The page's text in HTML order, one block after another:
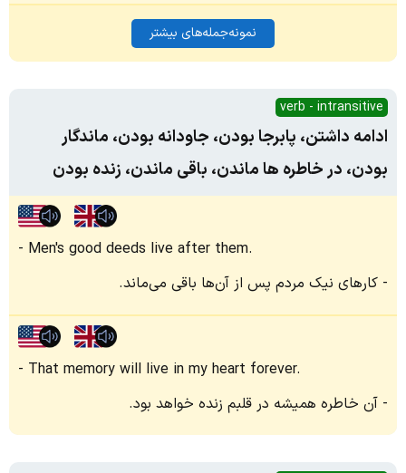
نمونه‌جمله‌های بیشتر
verb - intransitive
ادامه داشتن، پابرجا بودن، جاودانه بودن، ماندگار
بودن، در خاطره ها ماندن، باقی ماندن، زنده بودن
Men's good deeds live after them.
کارهای نیک مردم پس از آن‌ها باقی می‌ماند.
That memory will live in my heart forever.
آن خاطره همیشه در قلبم زنده خواهد بود.